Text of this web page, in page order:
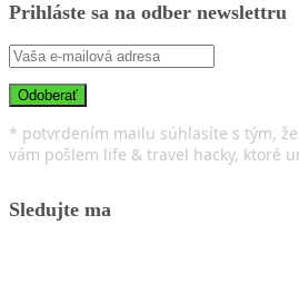
Prihláste sa na odber newslettru
* potvrdením mailu súhlasíte s tým,
vám pošlem life & travel hacky, ktoré
Sledujte ma